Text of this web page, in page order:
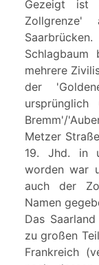
Gezeigt ist
mehrere
der
Bremm'/
Metzer
19. Jhd. in
worden war
auch der
Namen
Das
zu großen
Frankreich